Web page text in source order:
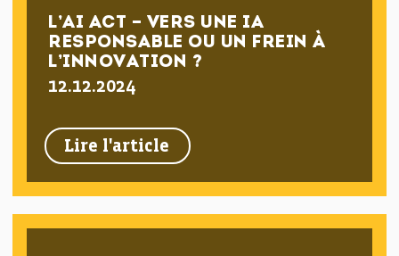
L’AI ACT – VERS UNE IA
RESPONSABLE OU UN FREIN À
L’INNOVATION ?
Lire l'article
12.12.2024